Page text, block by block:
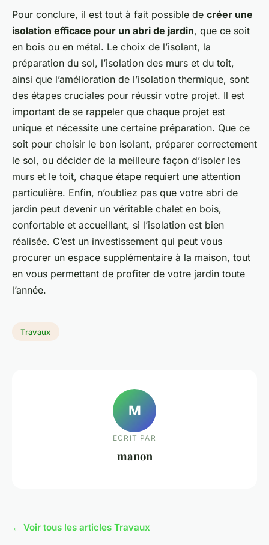
Pour conclure, il est tout à fait possible de créer une
isolation efficace pour un abri de jardin, que ce soit
en bois ou en métal. Le choix de l’isolant, la
préparation du sol, l’isolation des murs et du toit,
ainsi que l’amélioration de l’isolation thermique, sont
des étapes cruciales pour réussir votre projet. Il est
important de se rappeler que chaque projet est
unique et nécessite une certaine préparation. Que ce
soit pour choisir le bon isolant, préparer correctement
le sol, ou décider de la meilleure façon d’isoler les
murs et le toit, chaque étape requiert une attention
particulière. Enfin, n’oubliez pas que votre abri de
jardin peut devenir un véritable chalet en bois,
confortable et accueillant, si l’isolation est bien
réalisée. C’est un investissement qui peut vous
procurer un espace supplémentaire à la maison, tout
en vous permettant de profiter de votre jardin toute
l’année.
Travaux
M
ECRIT PAR
manon
← Voir tous les articles Travaux